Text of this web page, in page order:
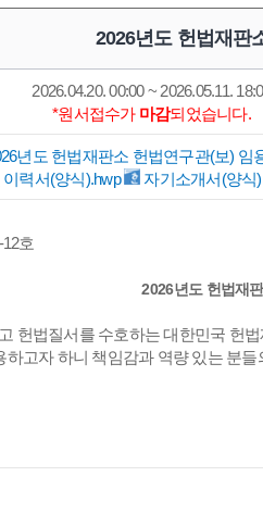
2026년도 헌법재판
2026.04.20. 00:00 ~ 2026.05.11.
*원서접수가 마감되었습니다.
년도 헌법재판소 헌법연구관(보) 임
이력서(양식).hwp
자기소개서(양식
호
2026년도 헌법재
헌법질서를 수호하는 대한민국 헌
하고자 하니 책임감과 역량 있는 분